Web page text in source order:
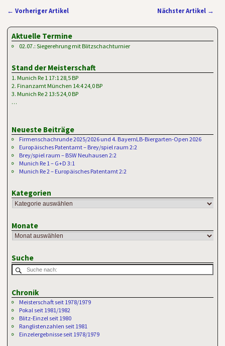
← Vorheriger Artikel Nächster Artikel →
Aktuelle Termine
02.07.: Siegerehrung mit Blitzschachturnier
Stand der Meisterschaft
1. Munich Re 1 17:1 28,5 BP
2. Finanzamt München 14:4 24,0 BP
3. Munich Re 2 13:5 24,0 BP
…
Neueste Beiträge
Firmenschachrunde 2025/2026 und 4. BayernLB-Biergarten-Open 2026
Europäisches Patentamt – Brey/spiel raum 2:2
Brey/spiel raum – BSW Neuhausen 2:2
Munich Re 1 – G+D 3:1
Munich Re 2 – Europäisches Patentamt 2:2
Kategorien
Monate
Suche
Chronik
Meisterschaft seit 1978/1979
Pokal seit 1981/1982
Blitz-Einzel seit 1980
Ranglistenzahlen seit 1981
Einzelergebnisse seit 1978/1979